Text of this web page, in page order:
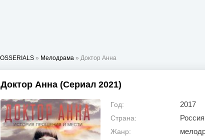
» Мелодрама » Доктор Анна
Доктор Анна (Сериал 2021)
Год: 2017
Страна: Россия
Жанр: